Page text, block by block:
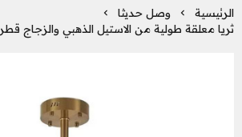
الرئيسية
وصل حديثا
ثريا معلقة طولية من الاستيل الذهبي والزجاج قطر 100 سم